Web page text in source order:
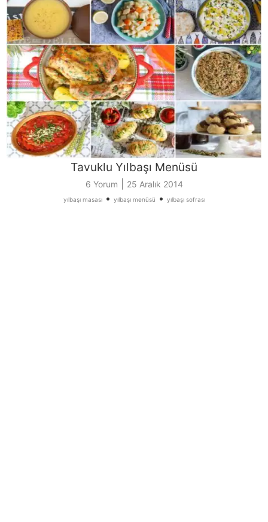
Tavuklu Yılbaşı Menüsü
6 Yorum 25 Aralık 2014
yılbaşı masası• yılbaşı menüsü • yılbaşı sofrası